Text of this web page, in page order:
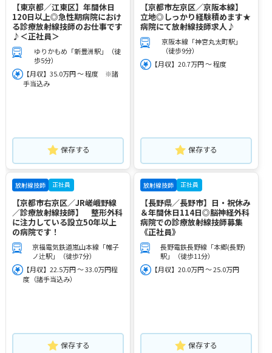
【東京都／江東区】年間休日
120日以上◎急性期病院におけ
る診療放射線技師のお仕事です
♪＜正社員＞
ゆりかもめ「新豊洲駅」（徒
歩5分）
【月収】35.0万円 ～ 程度 ※諸
手当込み
保存する
【京都市左京区／京阪本線】
立地◎しっかり経験積めます★
病院にて放射線技師求人♪
京阪本線「神宮丸太町駅」
（徒歩9分）
【月収】20.7万円 ～ 程度
保存する
放射線技師 正社員
【京都市右京区／JR嵯峨野線
／診療放射線技師】 整形外科
に注力している設立50年以上
の病院です！
京福電気鉄道嵐山本線「帷子
ノ辻駅」（徒歩7分）
【月収】22.5万円 ～ 33.0万円程
度（諸手当込み）
保存する
放射線技師 正社員
【長野県／長野市】日・祝休み
＆年間休日114日◎脳神経外科
病院での診療放射線技師募集
《正社員》
長野電鉄長野線「本郷(長野)
駅」（徒歩11分）
【月収】20.0万円 ～ 25.0万円
保存する